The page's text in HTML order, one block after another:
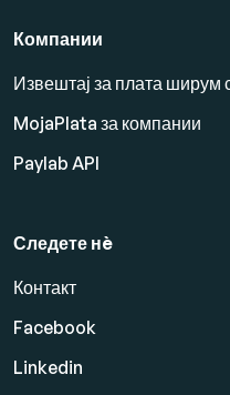
Компании
Извештај за плата ширум
MojaPlata за компании
Paylab API
Следете нè
Контакт
Facebook
Linkedin